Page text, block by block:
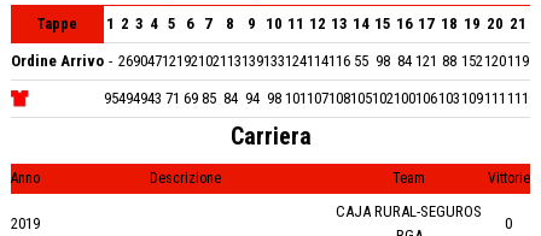
Tappe 1 2 3 4 5 6 7 8 9 10 11 12 13 14 15 16 17 18 19 20 21
Ordine Arrivo - 26904712192102113139133124114116 55 98 84 121 88 152120119
95494943 71 69 85 84 94 98 101107108105102100106103109111 111
Carriera
Anno Descrizione Team Vittorie
2019
CAJA RURAL-SEGUROS
0